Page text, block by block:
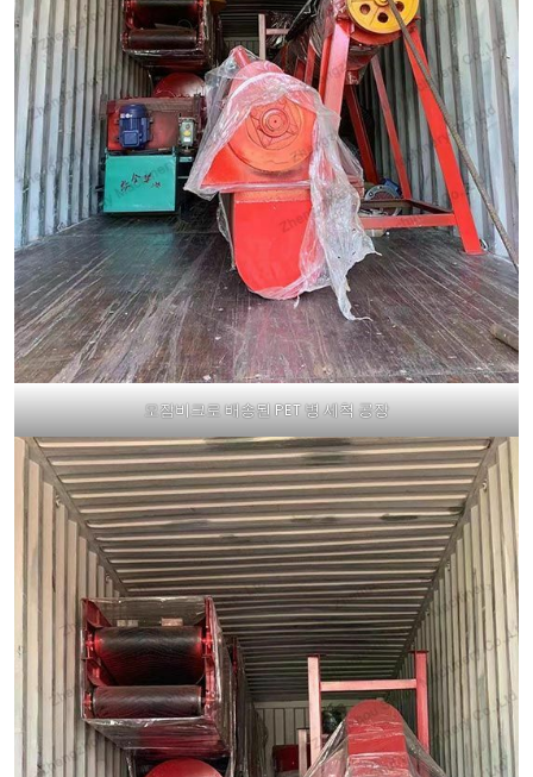
모잠비크로 배송된 PET 병 세척 공장